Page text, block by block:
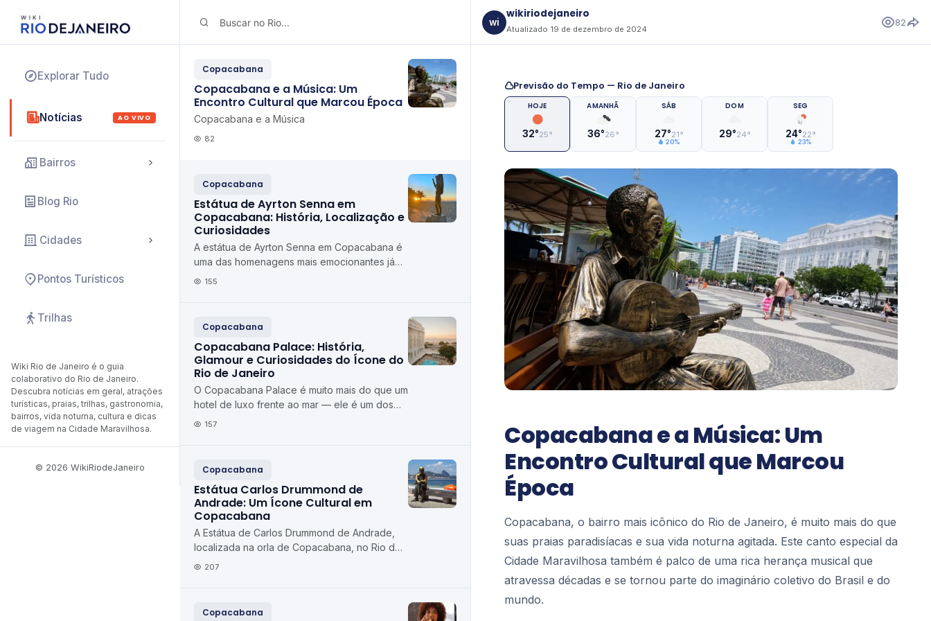
Explorar Tudo
Notícias AO VIVO
Bairros
Blog Rio
Cidades
Pontos Turísticos
Trilhas
Wiki Rio de Janeiro é o guia
colaborativo do Rio de Janeiro.
Descubra notícias em geral, atrações
turísticas, praias, trilhas, gastronomia,
bairros, vida noturna, cultura e dicas
de viagem na Cidade Maravilhosa.
© 2026 WikiRiodeJaneiro
Copacabana
Copacabana e a Música: Um
Encontro Cultural que Marcou Época
Copacabana e a Música
82
Copacabana
Estátua de Ayrton Senna em
Copacabana: História, Localização e
Curiosidades
A estátua de Ayrton Senna em Copacabana é
uma das homenagens mais emocionantes já
feitas ao tricampeão mundial de Fórmula 1 no
155
Copacabana
Copacabana Palace: História,
Glamour e Curiosidades do Ícone do
Rio de Janeiro
O Copacabana Palace é muito mais do que um
hotel de luxo frente ao mar — ele é um dos
símbolos mais reconhecidos do Rio de
157
Copacabana
Estátua Carlos Drummond de
Andrade: Um Ícone Cultural em
Copacabana
A Estátua de Carlos Drummond de Andrade,
localizada na orla de Copacabana, no Rio de
Janeiro, é mais do que uma homenagem a um
207
Copacabana
wi
wikiriodejaneiro
Atualizado 19 de dezembro de 2024
82
Previsão do Tempo — Rio de Janeiro
HOJE
32°25°
AMANHÃ
36°26°
SÁB
27°21°
20%
DOM
29°24°
SEG
24°22°
23%
Copacabana e a Música: Um
Encontro Cultural que Marcou
Época
Copacabana, o bairro mais icônico do Rio de Janeiro, é muito mais do que
suas praias paradisíacas e sua vida noturna agitada. Este canto especial da
Cidade Maravilhosa também é palco de uma rica herança musical que
atravessa décadas e se tornou parte do imaginário coletivo do Brasil e do
mundo.